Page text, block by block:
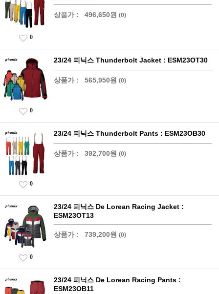
상품가 : 496,650원 (0)
0
23/24 피닉스 Thunderbolt Jacket : ESM23OT30
상품가 : 565,950원 (0)
0
23/24 피닉스 Thunderbolt Pants : ESM23OB30
상품가 : 392,700원 (0)
0
23/24 피닉스 De Lorean Racing Jacket :
ESM23OT13
상품가 : 739,200원 (0)
0
23/24 피닉스 De Lorean Racing Pants :
ESM23OB11